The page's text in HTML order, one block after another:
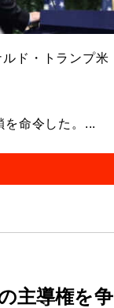
ド・トランプ米
命令した。...
主導権を争